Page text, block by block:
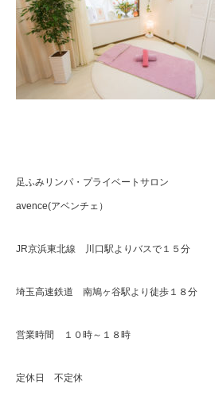
足ふみリンパ・プライベートサロン
avence(アベンチェ）
JR京浜東北線 川口駅よりバスで１５分
埼玉高速鉄道 南鳩ヶ谷駅より徒歩１８分
営業時間 １０時～１８時
定休日 不定休